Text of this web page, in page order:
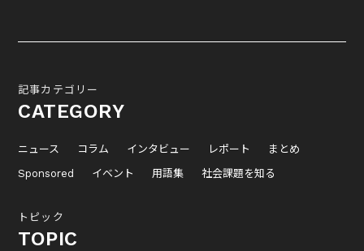
記事カテゴリー
CATEGORY
ニュース コラム インタビュー レポート
まとめ
Sponsored
イベント 用語集 社会課題を知る
トピック
TOPIC